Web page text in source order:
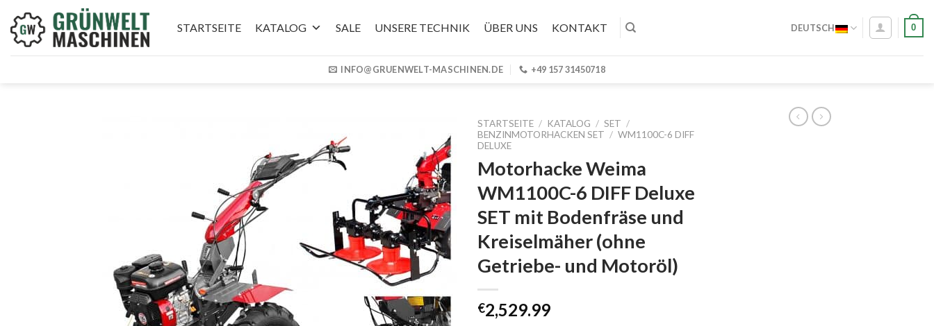
content
STARTSEITE KATALOG SALE UNSERE TECHNIK ÜBER UNS KONTAKT DEUTSCH 0
INFO@GRUENWELT-MASCHINEN.DE +49 157 31450718
STARTSEITE / KATALOG / SET /
BENZINMOTORHACKEN SET / WM1100C-6 DIFF
DELUXE
Motorhacke Weima
WM1100C-6 DIFF Deluxe
SET mit Bodenfräse und
Kreiselmäher (ohne
Getriebe- und Motoröl)
€2,529.99